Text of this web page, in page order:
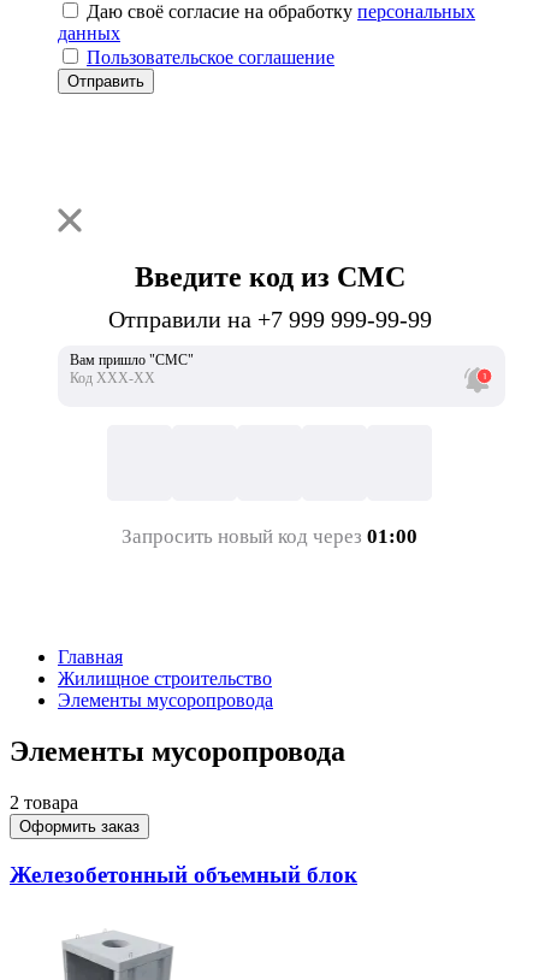
Даю своё согласие на обработку персональных
данных
Пользовательское соглашение
Отправить
Введите код из СМС
Отправили на +7 999 999-99-99
Вам пришло "СМС"
Код ХХХ-ХХ
Запросить новый код через 01:00
Главная
Жилищное строительство
Элементы мусоропровода
Элементы мусоропровода
2 товара
Оформить заказ
Железобетонный объемный блок